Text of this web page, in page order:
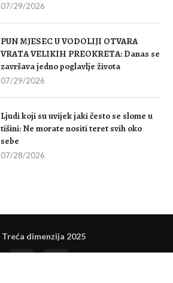
07/29/2026
PUN MJESEC U VODOLIJI OTVARA
VRATA VELIKIH PREOKRETA: Danas se
završava jedno poglavlje života
07/29/2026
Ljudi koji su uvijek jaki često se slome u
tišini: Ne morate nositi teret svih oko
sebe
07/28/2026
Treća dimenzija 2025